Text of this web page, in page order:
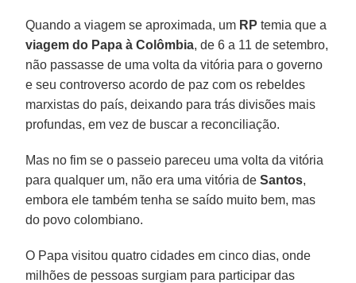
Quando a viagem se aproximada, um RP temia que a
viagem do Papa à Colômbia, de 6 a 11 de setembro,
não passasse de uma volta da vitória para o governo
e seu controverso acordo de paz com os rebeldes
marxistas do país, deixando para trás divisões mais
profundas, em vez de buscar a reconciliação.
Mas no fim se o passeio pareceu uma volta da vitória
para qualquer um, não era uma vitória deSantos,
embora ele também tenha se saído muito bem, mas
do povo colombiano.
O Papa visitou quatro cidades em cinco dias, onde
milhões de pessoas surgiam para participar das